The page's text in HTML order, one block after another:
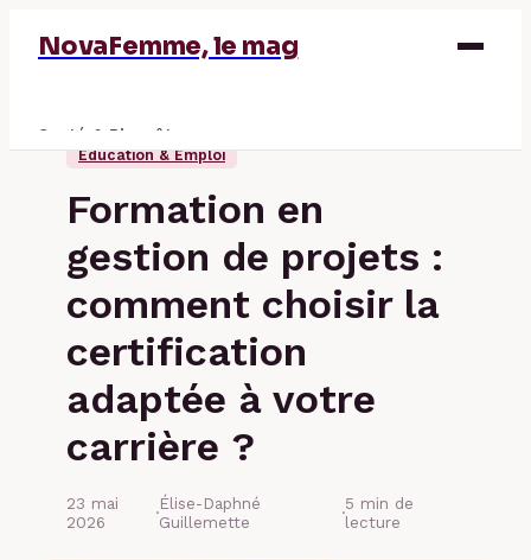
NovaFemme, le mag
Santé & Bien-être
Finance
Éducation & Emploi
Formation en
gestion de projets :
comment choisir la
certification
adaptée à votre
carrière ?
23 mai
2026
·Élise-Daphné
Guillemette
·5 min de
lecture